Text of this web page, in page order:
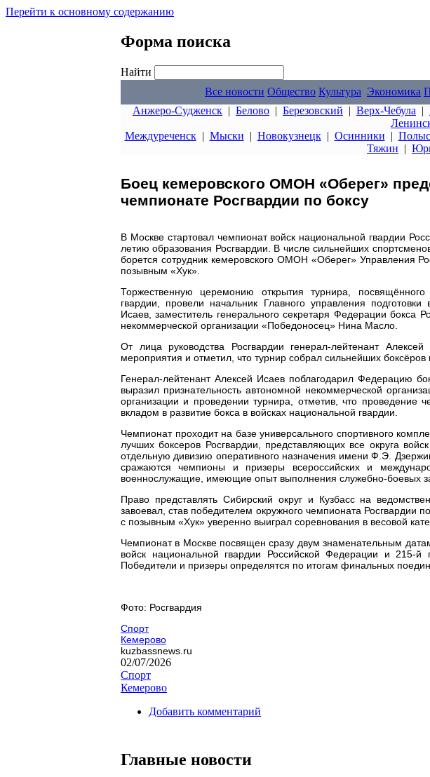
Перейти к основному содержанию
Форма поиска
Найти
Все новости Общество Культура Экономика
Анжеро-Судженск | Белово | Березовский | Верх-Чебула |
Междуреченск| Мыски | Новокузнецк| Осинники |
Тяжин |
Боец кемеровского ОМОН «Оберег»
чемпионате Росгвардии по боксу
В Москве стартовал чемпионат войск национальной гвардии
летию образования Росгвардии. В числе сильнейших
борется сотрудник кемеровского ОМОН «Оберег» Управления
позывным «Хук».
Торжественную церемонию открытия турнира,
гвардии, провели начальник Главного управления подготовки
Исаев, заместитель генерального секретаря Федерации бокса
некоммерческой организации «Победоносец» Нина Масло.
От лица руководства Росгвардии генерал-лейтенант
мероприятия и отметил, что турнир собрал сильнейших боксёров
Генерал-лейтенант Алексей Исаев поблагодарил Федерацию
выразил признательность автономной некоммерческой
организации и проведении турнира, отметив, что проведение
вкладом в развитие бокса в войсках национальной гвардии.
Чемпионат проходит на базе универсального спортивного
лучших боксеров Росгвардии, представляющих все округа
отдельную дивизию оперативного назначения имени Ф.Э.
сражаются чемпионы и призеры всероссийских и
военнослужащие, имеющие опыт выполнения служебно-боевых
Право представлять Сибирский округ и Кузбасс на
завоевал, став победителем окружного чемпионата Росгвардии
с позывным «Хук» уверенно выиграл соревнования в весовой
Чемпионат в Москве посвящен сразу двум знаменательным
войск национальной гвардии Российской Федерации и 215-й
Победители и призеры определятся по итогам финальных
Фото: Росгвардия
Спорт
Кемерово
kuzbassnews.ru
02/07/2026
Спорт
Кемерово
Добавить комментарий
Главные новости